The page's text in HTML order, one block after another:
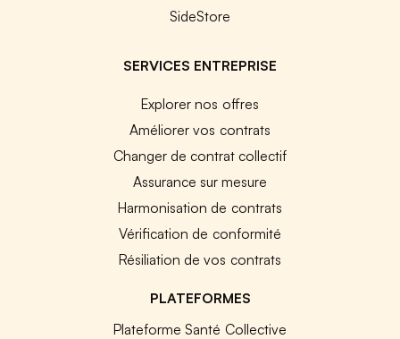
SideStore
SERVICES ENTREPRISE
Explorer nos offres
Améliorer vos contrats
Changer de contrat collectif
Assurance sur mesure
Harmonisation de contrats
Vérification de conformité
Résiliation de vos contrats
PLATEFORMES
Plateforme Santé Collective